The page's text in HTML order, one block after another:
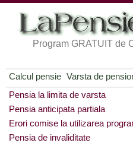
Program GRATUIT de
Calcul pensie Varsta de
Pensia la limita de varsta
Pensia anticipata partiala
Erori comise la utilizarea
Pensia de invaliditate